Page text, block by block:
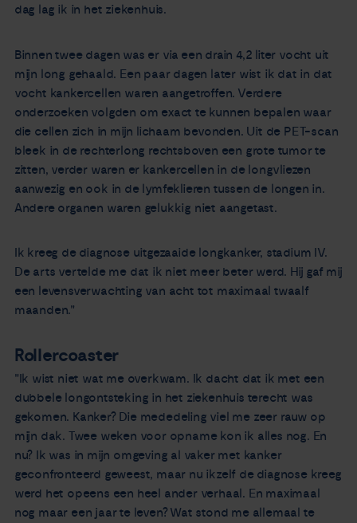
dag lag ik in het ziekenhuis.
Binnen twee dagen was er via een drain 4,2 liter vocht uit
mijn long gehaald. Een paar dagen later wist ik dat in dat
vocht kankercellen waren aangetroffen. Verdere
onderzoeken volgden om exact te kunnen bepalen waar
die cellen zich in mijn lichaam bevonden. Uit de PET-scan
bleek in de rechterlong rechtsboven een grote tumor te
zitten, verder waren er kankercellen in de longvliezen
aanwezig en ook in de lymfeklieren tussen de longen in.
Andere organen waren gelukkig niet aangetast.
Ik kreeg de diagnose uitgezaaide longkanker, stadium IV.
De arts vertelde me dat ik niet meer beter werd. Hij gaf mij
een levensverwachting van acht tot maximaal twaalf
maanden."
Rollercoaster
"Ik wist niet wat me overkwam. Ik dacht dat ik met een
dubbele longontsteking in het ziekenhuis terecht was
gekomen. Kanker? Die mededeling viel me zeer rauw op
mijn dak. Twee weken voor opname kon ik alles nog. En
nu? Ik was in mijn omgeving al vaker met kanker
geconfronteerd geweest, maar nu ikzelf de diagnose kreeg
werd het opeens een heel ander verhaal. En maximaal
nog maar een jaar te leven? Wat stond me allemaal te